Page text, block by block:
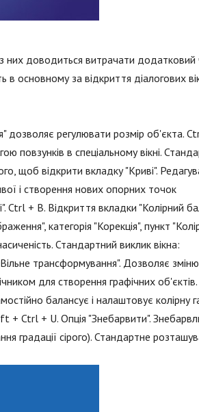
них доводиться витрачати додатковий
в основному за відкриття діалогових
дозволяє регулювати розмір об'єкта.
повзунків в спеціальному вікні.
щоб відкрити вкладку "Криві".
і створення нових опорних точок
Ctrl + B. Відкриття вкладки "Колірний
категорія "Корекція", пункт
Стандартний виклик вікна:
трансформування". Дозволяє
для створення графічних
балансує і налаштовує колірну
+ Ctrl + U. Опція "Знебарвити".
градації сірого). Стандартне